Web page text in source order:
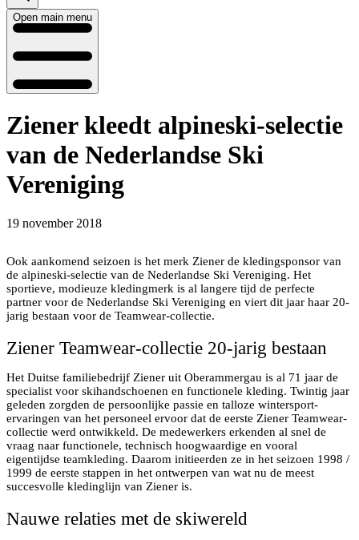
Open main menu
Ziener kleedt alpineski-selectie
van de Nederlandse Ski
Vereniging
19 november 2018
Ook aankomend seizoen is het merk Ziener de kledingsponsor van
de alpineski-selectie van de Nederlandse Ski Vereniging. Het
sportieve, modieuze kledingmerk is al langere tijd de perfecte
partner voor de Nederlandse Ski Vereniging en viert dit jaar haar 20-
jarig bestaan voor de Teamwear-collectie.
Ziener Teamwear-collectie 20-jarig bestaan
Het Duitse familiebedrijf Ziener uit Oberammergau is al 71 jaar de
specialist voor skihandschoenen en functionele kleding. Twintig jaar
geleden zorgden de persoonlijke passie en talloze wintersport-
ervaringen van het personeel ervoor dat de eerste Ziener Teamwear-
collectie werd ontwikkeld. De medewerkers erkenden al snel de
vraag naar functionele, technisch hoogwaardige en vooral
eigentijdse teamkleding. Daarom initieerden ze in het seizoen 1998 /
1999 de eerste stappen in het ontwerpen van wat nu de meest
succesvolle kledinglijn van Ziener is.
Nauwe relaties met de skiwereld